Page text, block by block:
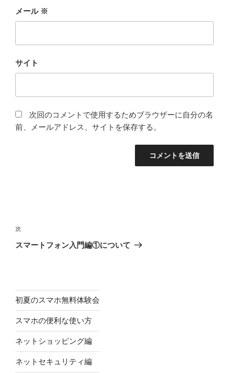
メール ※
サイト
次回のコメントで使用するためブラウザーに自分の名
前、メールアドレス、サイトを保存する。
稿
ナ
シ
ョ
ン
次
の
次
スマートフォン入門編①について
初夏のスマホ無料体験会
スマホの便利な使い方
ネットショッピング編
ネットセキュリティ編